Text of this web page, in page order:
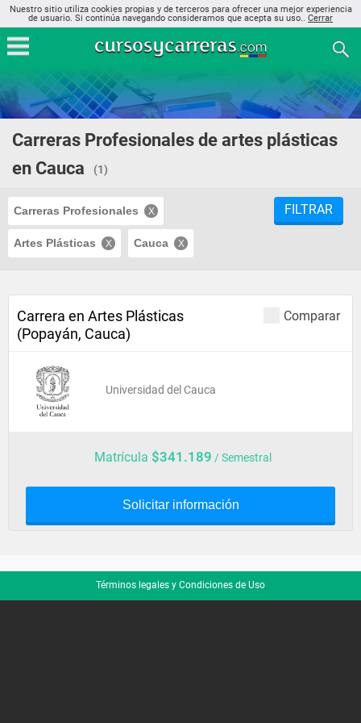
Nuestro sitio utiliza cookies propias y de terceros para ofrecer una mejor experiencia
de usuario. Si continúa navegando consideramos que acepta su uso.. Cerrar
Carreras Profesionales de artes plásticas
en Cauca
(1)
Carreras Profesionales
Artes Plásticas Cauca
FILTRAR
Comparar
Carrera en Artes Plásticas
(Popayán, Cauca)
Universidad del Cauca
Matrícula $341.189 / Semestral
Solicitar información
Términos legales y Condiciones de Uso